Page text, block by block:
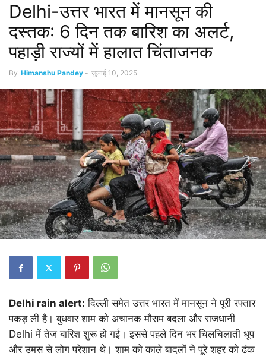
Delhi-उत्तर भारत में मानसून की
दस्तक: 6 दिन तक बारिश का अलर्ट,
पहाड़ी राज्यों में हालात चिंताजनक
By Himanshu Pandey - जुलाई 10, 2025
Delhi rain alert: दिल्ली समेत उत्तर भारत में मानसून ने पूरी रफ्तार
पकड़ ली है। बुधवार शाम को अचानक मौसम बदला और राजधानी
Delhi में तेज बारिश शुरू हो गई। इससे पहले दिन भर चिलचिलाती धूप
और उमस से लोग परेशान थे। शाम को काले बादलों ने पूरे शहर को ढंक